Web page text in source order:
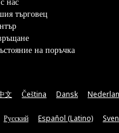
търговец
на поръчка
文 Čeština Dansk
Русский Español (Latino)